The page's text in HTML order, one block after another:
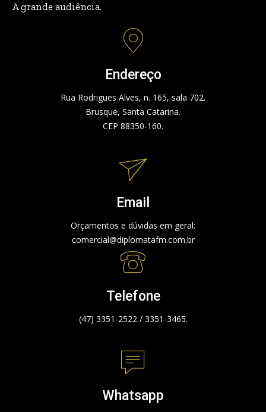
A grande audiência.
Endereço
Rua Rodrigues Alves, n. 165, sala 702.
Brusque, Santa Catarina.
CEP 88350-160.
Email
Orçamentos e dúvidas em geral:
comercial@diplomatafm.com.br
Telefone
(47) 3351-2522 / 3351-3465.
Whatsapp